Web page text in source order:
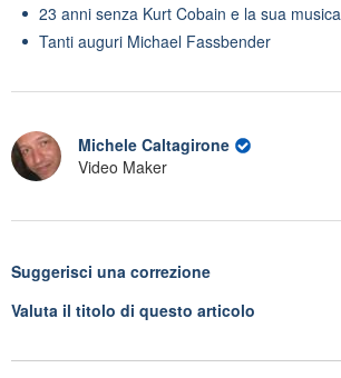
23 anni senza Kurt Cobain e la sua musica
Tanti auguri Michael Fassbender
Michele Caltagirone
Video Maker
Suggerisci una correzione
Valuta il titolo di questo articolo